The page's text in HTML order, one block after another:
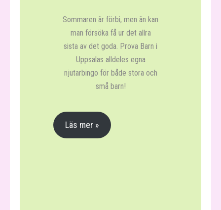
Sommaren är förbi, men än kan
man försöka få ur det allra
sista av det goda. Prova Barn i
Uppsalas alldeles egna
njutarbingo för både stora och
små barn!
Läs mer »